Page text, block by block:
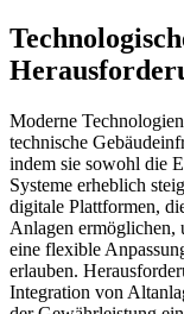
Moderne
technische
indem sie sowohl die
Systeme erheblich
digitale Plattformen,
Anlagen ermöglichen,
eine flexible
erlauben.
Integration von